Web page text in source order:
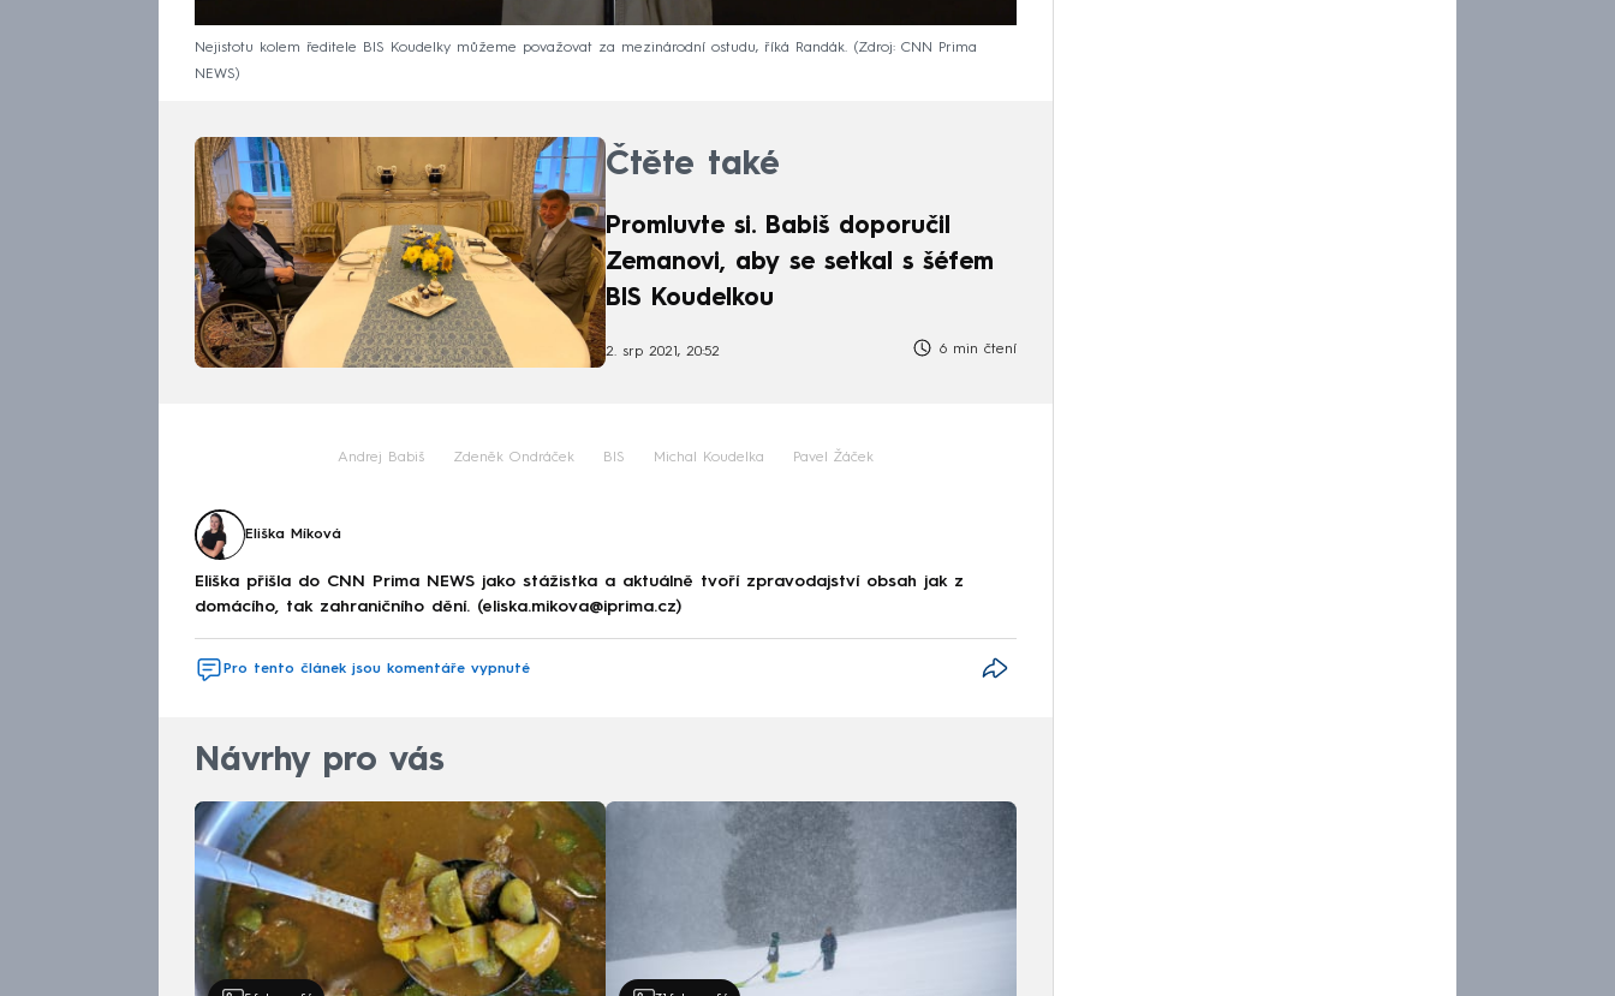
Nejistotu kolem ředitele BIS Koudelky můžeme považovat za mezinárodní ostudu, říká Randák.
Zdroj: CNN Prima
NEWS
Čtěte také
Promluvte si. Babiš doporučil
Zemanovi, aby se setkal s šéfem
BIS Koudelkou
2. srp 2021, 20:52 6 min čtení
Andrej Babiš Zdeněk Ondráček BIS Michal Koudelka Pavel Žáček
Eliška Míková
Eliška přišla do CNN Prima NEWS jako stážistka a aktuálně tvoří zpravodajství obsah jak z
domácího, tak zahraničního dění. (eliska.mikova@iprima.cz)
Pro tento článek jsou komentáře vypnuté
Návrhy pro vás